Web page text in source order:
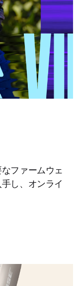
ファームウェ
し、オンライ